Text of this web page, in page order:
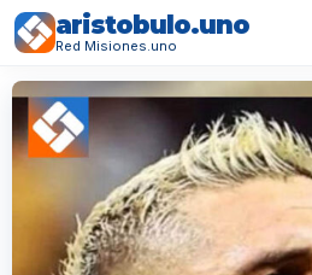
aristobulo.uno
Red Misiones.uno